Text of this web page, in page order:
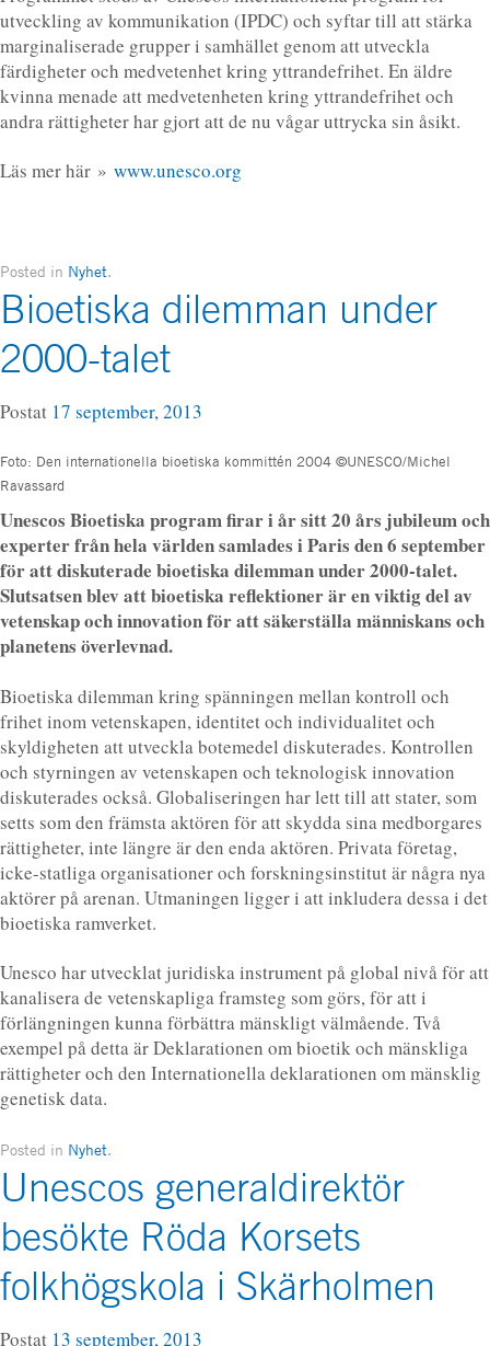
utveckling av kommunikation (IPDC) och syftar till att stärka
marginaliserade grupper i samhället genom att utveckla
färdigheter och medvetenhet kring yttrandefrihet. En äldre
kvinna menade att medvetenheten kring yttrandefrihet och
andra rättigheter har gjort att de nu vågar uttrycka sin åsikt.
Läs mer här » www.unesco.org
Posted in Nyhet.
Bioetiska dilemman under
2000-talet
Postat 17 september, 2013
Foto: Den internationella bioetiska kommittén 2004 ©UNESCO/Michel
Ravassard
Unescos Bioetiska program firar i år sitt 20 års jubileum och
experter från hela världen samlades i Paris den 6 september
för att diskuterade bioetiska dilemman under 2000-talet.
Slutsatsen blev att bioetiska reflektioner är en viktig del av
vetenskap och innovation för att säkerställa människans och
planetens överlevnad.
Bioetiska dilemman kring spänningen mellan kontroll och
frihet inom vetenskapen, identitet och individualitet och
skyldigheten att utveckla botemedel diskuterades. Kontrollen
och styrningen av vetenskapen och teknologisk innovation
diskuterades också. Globaliseringen har lett till att stater, som
setts som den främsta aktören för att skydda sina medborgares
rättigheter, inte längre är den enda aktören. Privata företag,
icke-statliga organisationer och forskningsinstitut är några nya
aktörer på arenan. Utmaningen ligger i att inkludera dessa i det
bioetiska ramverket.
Unesco har utvecklat juridiska instrument på global nivå för att
kanalisera de vetenskapliga framsteg som görs, för att i
förlängningen kunna förbättra mänskligt välmående. Två
exempel på detta är Deklarationen om bioetik och mänskliga
rättigheter och den Internationella deklarationen om mänsklig
genetisk data.
Posted in Nyhet.
Unescos generaldirektör
besökte Röda Korsets
folkhögskola i Skärholmen
Postat 13 september, 2013